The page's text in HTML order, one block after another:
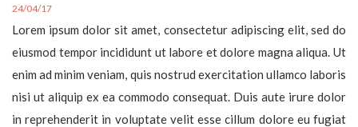
24/04/17
Lorem ipsum dolor sit amet, consectetur adipiscing elit, sed do
eiusmod tempor incididunt ut labore et dolore magna aliqua. Ut
enim ad minim veniam, quis nostrud exercitation ullamco laboris
nisi ut aliquip ex ea commodo consequat. Duis aute irure dolor
in reprehenderit in voluptate velit esse cillum dolore eu fugiat